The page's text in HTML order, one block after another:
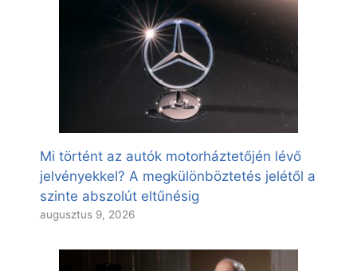
Mi történt az autók motorháztetőjén lévő
jelvényekkel? A megkülönböztetés jelétől a
szinte abszolút eltűnésig
augusztus 9, 2026